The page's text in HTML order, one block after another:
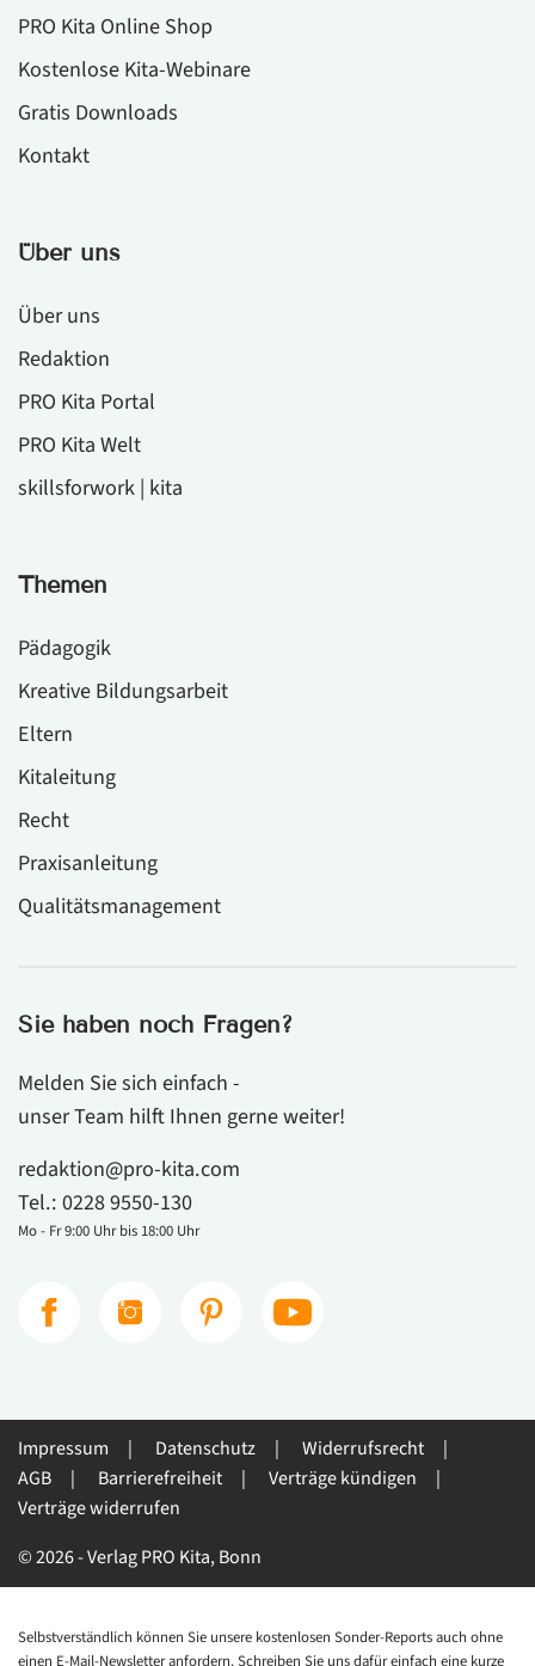
PRO Kita Online Shop
Kostenlose Kita-Webinare
Gratis Downloads
Kontakt
Über uns
Über uns
Redaktion
PRO Kita Portal
PRO Kita Welt
skillsforwork | kita
Themen
Pädagogik
Kreative Bildungsarbeit
Eltern
Kitaleitung
Recht
Praxisanleitung
Qualitätsmanagement
Sie haben noch Fragen?
Melden Sie sich einfach -
unser Team hilft Ihnen gerne weiter!
redaktion@pro-kita.com
Tel.:0228 9550-130
Mo - Fr 9:00 Uhr bis 18:00 Uhr
Impressum Datenschutz
Widerrufsrecht
AGB
Barrierefreiheit
Verträge kündigen
Verträge widerrufen
© 2026 - Verlag PRO Kita, Bonn
Selbstverständlich können Sie unsere kostenlosen Sonder-Reports auch ohne
einen E-Mail-Newsletter anfordern. Schreiben Sie uns dafür einfach eine kurze